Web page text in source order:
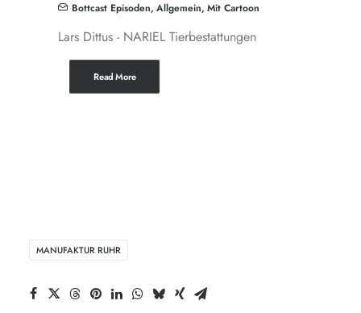
Bottcast Episoden, Allgemein, Mit Cartoon
Lars Dittus - NARIEL Tierbestattungen
Read More
MANUFAKTUR RUHR